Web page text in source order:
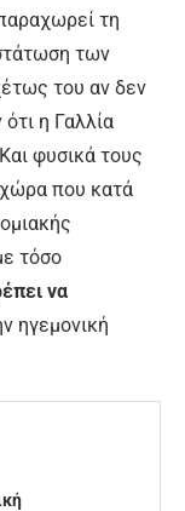
τη
των
του αν δεν
η Γαλλία
φυσικά τους
χώρα που κατά
τόσο
να
ηγεμονική